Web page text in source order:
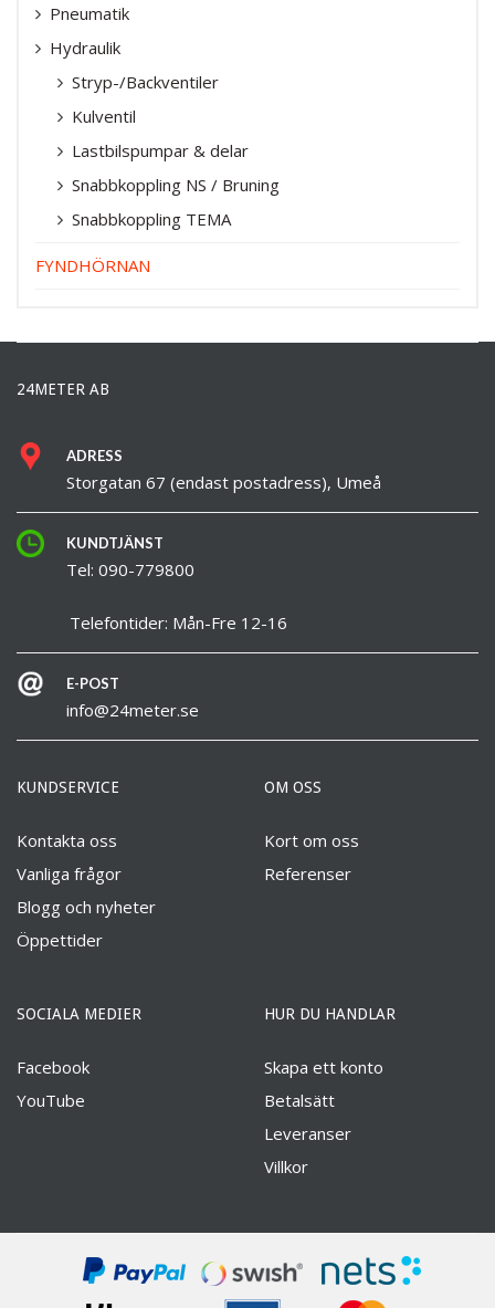
Pneumatik
Hydraulik
Stryp-/Backventiler
Kulventil
Lastbilspumpar & delar
Snabbkoppling NS / Bruning
Snabbkoppling TEMA
FYNDHÖRNAN
24METER AB
ADRESS
Storgatan 67 (endast postadress), Umeå
KUNDTJÄNST
Tel: 090-779800
Telefontider: Mån-Fre 12-16
E-POST
info@24meter.se
KUNDSERVICE
Kontakta oss
Vanliga frågor
Blogg och nyheter
Öppettider
OM OSS
Kort om oss
Referenser
SOCIALA MEDIER
Facebook
YouTube
HUR DU HANDLAR
Skapa ett konto
Betalsätt
Leveranser
Villkor